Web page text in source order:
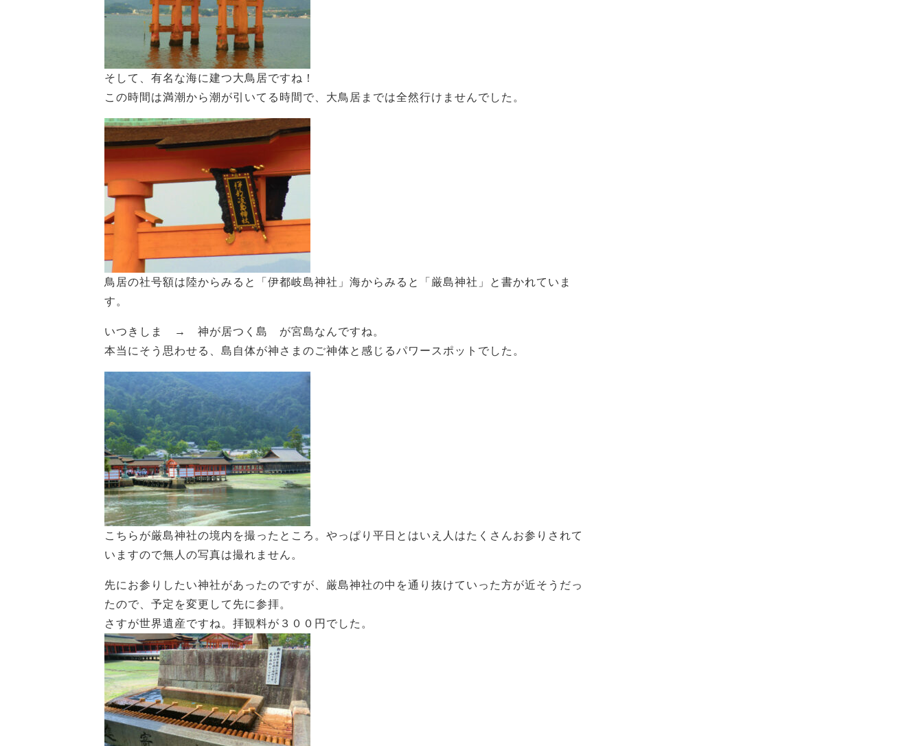
そして、有名な海に建つ大鳥居ですね！
この時間は満潮から潮が引いてる時間で、大鳥居までは全然行けませんでした。
鳥居の社号額は陸からみると「伊都岐島神社」海からみると「厳島神社」と書かれていま
す。
いつきしま → 神が居つく島 が宮島なんですね。
本当にそう思わせる、島自体が神さまのご神体と感じるパワースポットでした。
こちらが厳島神社の境内を撮ったところ。やっぱり平日とはいえ人はたくさんお参りされて
いますので無人の写真は撮れません。
先にお参りしたい神社があったのですが、厳島神社の中を通り抜けていった方が近そうだっ
たので、予定を変更して先に参拝。
さすが世界遺産ですね。拝観料が３００円でした。